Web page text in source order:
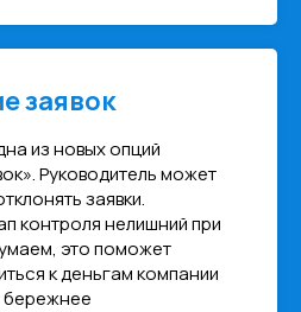
заявок
из новых опций
Руководитель может
заявки.
контроля нелишний при
это поможет
к деньгам компании
бережнее